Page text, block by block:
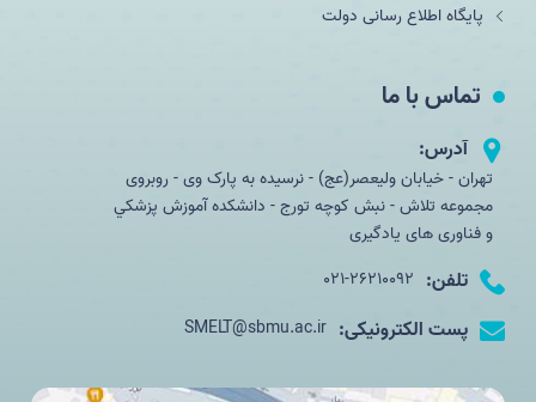
پایگاه اطلاع رسانی دولت
تماس با ما
آدرس:
تهران - خیابان ولیعصر(عج) - نرسیده به پارک وی - روبروی
مجموعه تلاش - نبش کوچه تورج - دانشکده آموزش پزشكي
و فناوری های یادگیری
تلفن: 021-26210092
پست الکترونیکی: SMELT@sbmu.ac.ir